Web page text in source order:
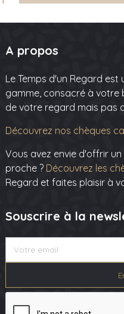
A propos
Le Temps d'un Regard
gamme, consacré à votre
de votre regard mais pas
Découvrez nos chèques
Vous avez envie d'offrir
proche ? Découvrez les
Regard et faites plaisir à
Souscrire à la